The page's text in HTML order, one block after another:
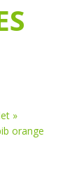
»
orange